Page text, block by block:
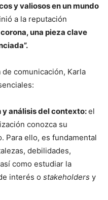
y valiosos en un mundo
a la reputación
una pieza clave
comunicación, Karla
análisis del contexto:el
conozca su
Para ello, es fundamental
debilidades,
como estudiar la
interés o stakeholders y